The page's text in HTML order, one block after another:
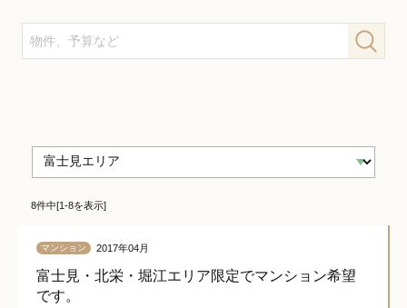
8件中[1-8を表示]
マンション 2017年04月
富士見・北栄・堀江エリア限定でマンション希望
です。